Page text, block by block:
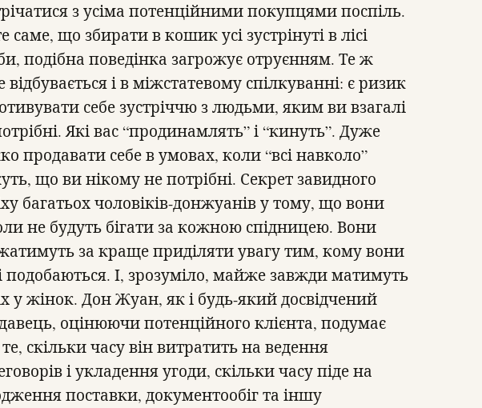
з усіма потенційними покупцями поспіль.
саме, що збирати в кошик усі зустрінуті в лісі
подібна поведінка загрожує отруєнням. Те ж
відбувається і в міжстатевому спілкуванні: є ризик
себе зустріччю з людьми, яким ви взагалі
Які вас “продинамлять” і “кинуть”. Дуже
продавати себе в умовах, коли “всі навколо”
що ви нікому не потрібні. Секрет завидного
багатьох чоловіків-донжуанів у тому, що вони
не будуть бігати за кожною спідницею. Вони
за краще приділяти увагу тим, кому вони
подобаються. І, зрозуміло, майже завжди матимуть
у жінок. Дон Жуан, як і будь-який досвідчений
оцінюючи потенційного клієнта, подумає
скільки часу він витратить на ведення
і укладення угоди, скільки часу піде на
поставки, документообіг та іншу